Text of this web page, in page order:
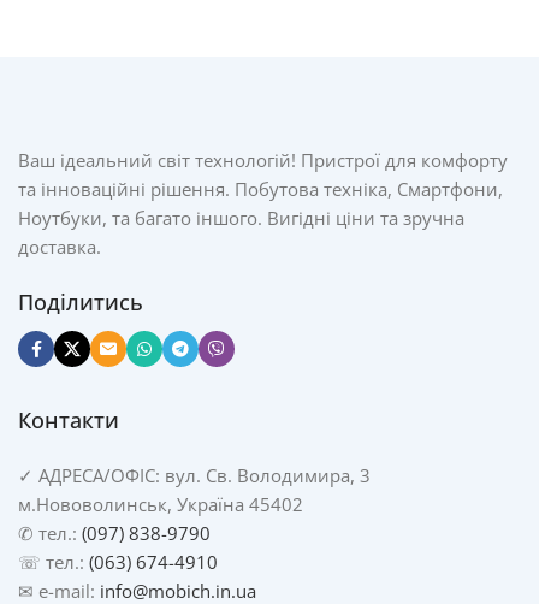
Ваш ідеальний світ технологій! Пристрої для комфорту
та інноваційні рішення. Побутова техніка, Смартфони,
Ноутбуки, та багато іншого. Вигідні ціни та зручна
доставка.
Поділитись
Контакти
✓ АДРЕСА/ОФІС: вул. Св. Володимира, 3
м.Нововолинськ, Україна 45402
✆ тел.: (097) 838-9790
☏ тел.: (063) 674-4910
✉ e-mail: info@mobich.in.ua